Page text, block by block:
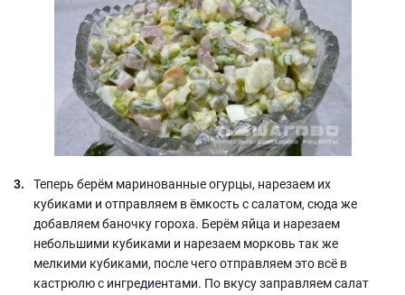
Теперь берём маринованные огурцы, нарезаем их
кубиками и отправляем в ёмкость с салатом, сюда же
добавляем баночку гороха. Берём яйца и нарезаем
небольшими кубиками и нарезаем морковь так же
мелкими кубиками, после чего отправляем это всё в
кастрюлю с ингредиентами. По вкусу заправляем салат